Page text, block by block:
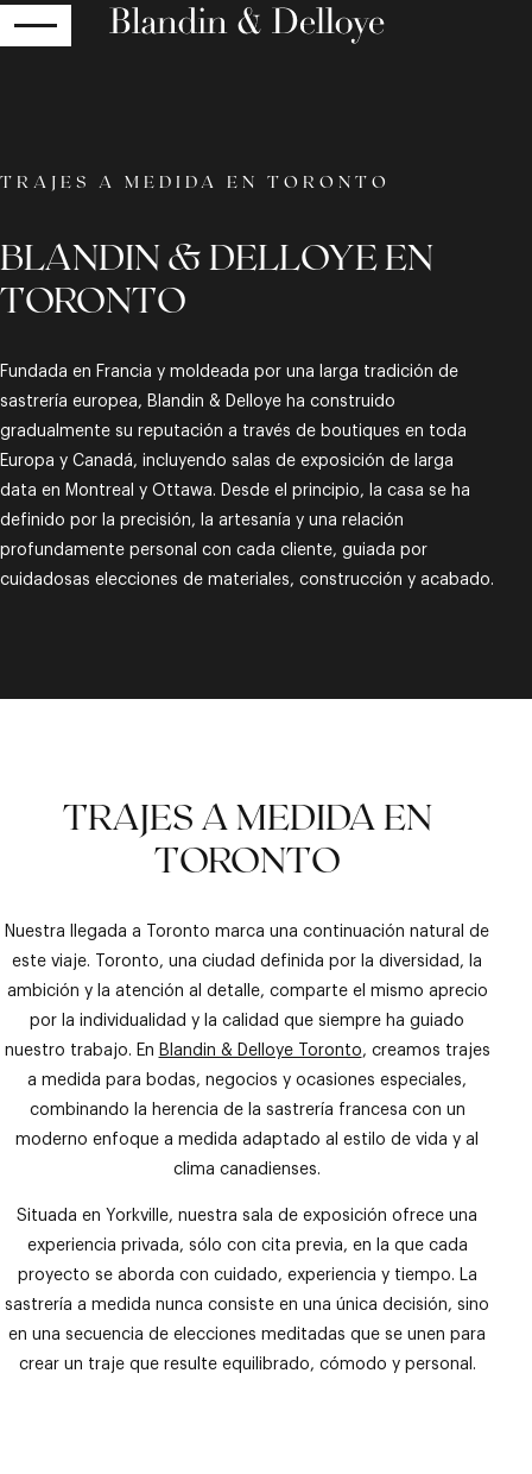
TRAJES A MEDIDA EN TORONTO
BLANDIN & DELLOYE EN
TORONTO
Fundada en Francia y moldeada por una larga tradición de
sastrería europea, Blandin & Delloye ha construido
gradualmente su reputación a través de boutiques en toda
Europa y Canadá, incluyendo salas de exposición de larga
data en Montreal y Ottawa. Desde el principio, la casa se ha
definido por la precisión, la artesanía y una relación
profundamente personal con cada cliente, guiada por
cuidadosas elecciones de materiales, construcción y acabado.
TRAJES A MEDIDA EN
TORONTO
Nuestra llegada a Toronto marca una continuación natural de
este viaje. Toronto, una ciudad definida por la diversidad, la
ambición y la atención al detalle, comparte el mismo aprecio
por la individualidad y la calidad que siempre ha guiado
nuestro trabajo. En Blandin & Delloye Toronto, creamos trajes
a medida para bodas, negocios y ocasiones especiales,
combinando la herencia de la sastrería francesa con un
moderno enfoque a medida adaptado al estilo de vida y al
clima canadienses.
Situada en Yorkville, nuestra sala de exposición ofrece una
experiencia privada, sólo con cita previa, en la que cada
proyecto se aborda con cuidado, experiencia y tiempo. La
sastrería a medida nunca consiste en una única decisión, sino
en una secuencia de elecciones meditadas que se unen para
crear un traje que resulte equilibrado, cómodo y personal.